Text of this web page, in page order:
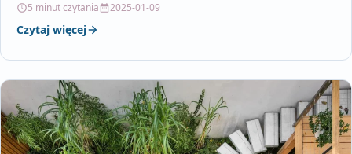
5 minut czytania 2025-01-09
Czytaj więcej